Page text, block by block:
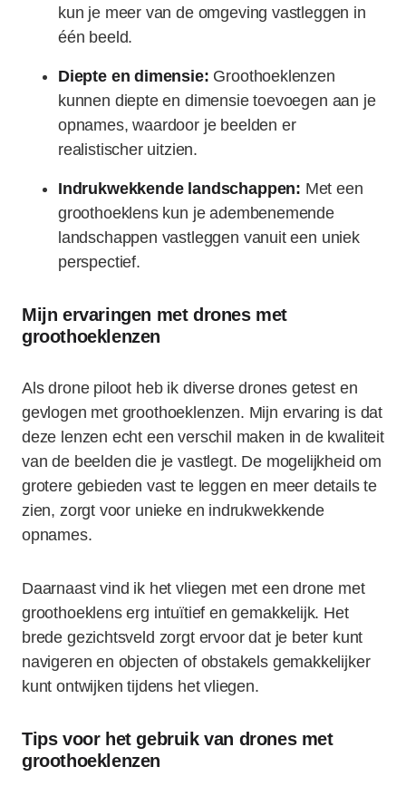
kun je meer van de omgeving vastleggen in
één beeld.
Diepte en dimensie: Groothoeklenzen
kunnen diepte en dimensie toevoegen aan je
opnames, waardoor je beelden er
realistischer uitzien.
Indrukwekkende landschappen: Met een
groothoeklens kun je adembenemende
landschappen vastleggen vanuit een uniek
perspectief.
Mijn ervaringen met drones met
groothoeklenzen
Als drone piloot heb ik diverse drones getest en
gevlogen met groothoeklenzen. Mijn ervaring is dat
deze lenzen echt een verschil maken in de kwaliteit
van de beelden die je vastlegt. De mogelijkheid om
grotere gebieden vast te leggen en meer details te
zien, zorgt voor unieke en indrukwekkende
opnames.
Daarnaast vind ik het vliegen met een drone met
groothoeklens erg intuïtief en gemakkelijk. Het
brede gezichtsveld zorgt ervoor dat je beter kunt
navigeren en objecten of obstakels gemakkelijker
kunt ontwijken tijdens het vliegen.
Tips voor het gebruik van drones met
groothoeklenzen